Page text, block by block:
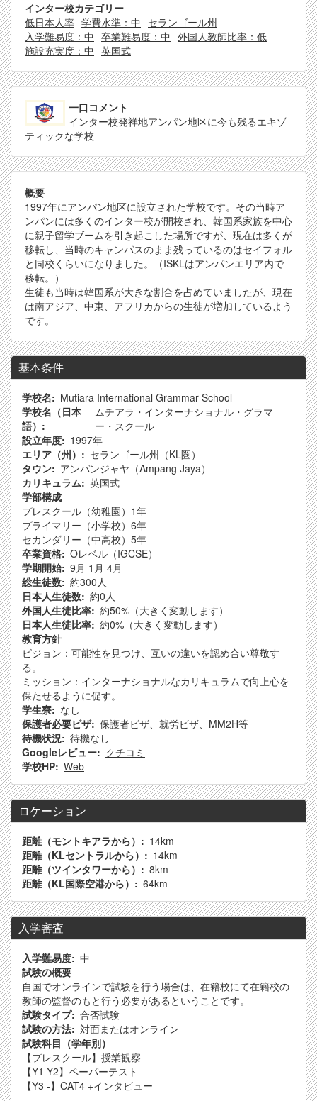
インター校カテゴリー
低日本人率 学費水準：中
セランゴール州
入学難易度：中 卒業難易度：中 外国人教師比率：低
施設充実度：中 英国式
一口コメント
インター校発祥地アンパン地区に今も残るエキゾ
ティックな学校
概要
1997年にアンパン地区に設立された学校です。その当時ア
ンパンには多くのインター校が開校され、韓国系家族を中心
に親子留学ブームを引き起こした場所ですが、現在は多くが
移転し、当時のキャンパスのまま残っているのはセイフォル
と同校くらいになりました。（ISKLはアンパンエリア内で
移転。）
生徒も当時は韓国系が大きな割合を占めていましたが、現在
は南アジア、中東、アフリカからの生徒が増加しているよう
です。
基本条件
学校名
Mutiara International Grammar School
学校名（日本
語）
ムチアラ・インターナショナル・グラマ
ー・スクール
設立年度
1997年
エリア（州）
セランゴール州（KL圏）
タウン
アンパンジャヤ（Ampang Jaya）
カリキュラム 英国式
学部構成
プレスクール（幼稚園）1年
プライマリー（小学校）6年
セカンダリー（中高校）5年
卒業資格 Oレベル（IGCSE）
学期開始 9月 1月 4月
総生徒数 約300人
日本人生徒数 約0人
外国人生徒比率 約50%（大きく変動します）
日本人生徒比率 約0%（大きく変動します）
教育方針
ビジョン：可能性を見つけ、互いの違いを認め合い尊敬す
る。
ミッション：インターナショナルなカリキュラムで向上心を
保たせるように促す。
学生寮
なし
保護者必要ビザ 保護者ビザ、就労ビザ、MM2H等
待機状況 待機なし
Googleレビュー
クチコミ
学校HP Web
ロケーション
距離（モントキアラから）
14km
距離（KLセントラルから）
14km
距離（ツインタワーから）
8km
距離（KL国際空港から）
64km
入学審査
入学難易度 中
試験の概要
自国でオンラインで試験を行う場合は、在籍校にて在籍校の
教師の監督のもと行う必要があるということです。
試験タイプ 合否試験
試験の方法 対面またはオンライン
試験科目（学年別）
【プレスクール】授業観察
【Y1-Y2】ペーパーテスト
【Y3 -】CAT4 +インタビュー